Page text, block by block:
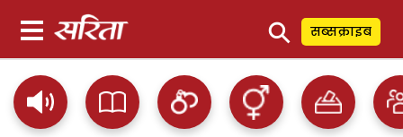
⚲ सब्सक्राइब